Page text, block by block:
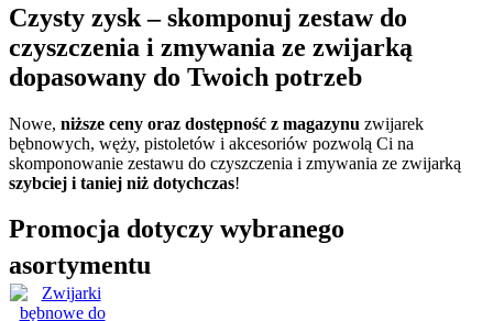
Czysty zysk – skomponuj zestaw do
czyszczenia i zmywania ze zwijarką
dopasowany do Twoich potrzeb
Nowe, niższe ceny oraz dostępność z magazynu zwijarek
bębnowych, węży, pistoletów i akcesoriów pozwolą Ci na
skomponowanie zestawu do czyszczenia i zmywania ze zwijarką
szybciej i taniej niż dotychczas!
Promocja dotyczy wybranego
asortymentu